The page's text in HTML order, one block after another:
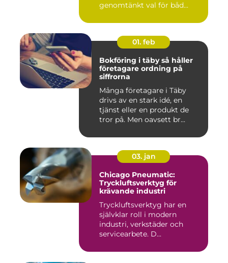
genomtänkt val för båd...
01. feb
Bokföring i täby så håller
företagare ordning på
siffrorna
Många företagare i Täby
drivs av en stark idé, en
tjänst eller en produkt de
tror på. Men oavsett br...
03. jan
Chicago Pneumatic:
Tryckluftsverktyg för
krävande industri
Tryckluftsverktyg har en
självklar roll i modern
industri, verkstäder och
servicearbete. D...